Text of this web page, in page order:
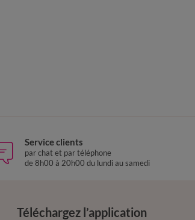
Service clients
par chat et par téléphone
de 8h00 à 20h00 du lundi au samedi
Téléchargez l’application